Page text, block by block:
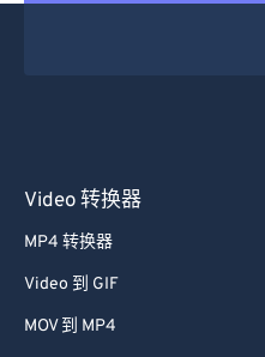
Video 转换器
MP4 转换器
Video 到 GIF
MOV 到 MP4